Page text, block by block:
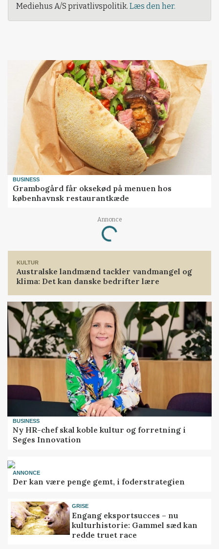
Mediehus A/S privatlivspolitik. Læs den her.
BUSINESS
Grambogård får oksekød på menuen hos
københavnsk restaurantkæde
Annonce
Loading...
KULTUR
Australske landmænd tackler vandmangel og
klima: Det kan danske bedrifter lære
BUSINESS
Ny HR-chef skal koble kultur og forretning i
Seges Innovation
ANNONCE
Der kan være penge gemt, i foderstrategien
GRISE
Engang eksportsucces – nu
kulturhistorie: Gammel sæd kan
redde truet race